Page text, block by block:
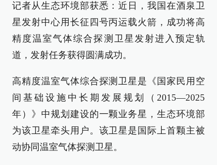
记者从生态环境部获悉：近日，我国在酒泉卫
星发射中心用长征四号丙运载火箭，成功将高
精度温室气体综合探测卫星发射进入预定轨
道，发射任务获得圆满成功。
高精度温室气体综合探测卫星是《国家民用空
间基础设施中长期发展规划（2015—2025
年）》中规划建设的一颗业务星，生态环境部
为该卫星牵头用户。该卫星是国际上首颗主被
动协同温室气体探测卫星。